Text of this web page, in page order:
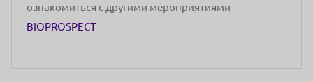
ознакомиться с другими мероприятиями
BIOPROSPECT